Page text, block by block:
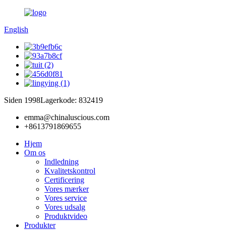
English
Siden 1998Lagerkode: 832419
emma@chinaluscious.com
+8613791869655
Hjem
Om os
Indledning
Kvalitetskontrol
Certificering
Vores mærker
Vores service
Vores udsalg
Produktvideo
Produkter